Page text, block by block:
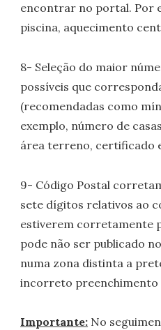
encontrar no portal. Por
piscina, aquecimento
8- Seleção do maior
possíveis que
(recomendadas como
exemplo, número de
área terreno, certificado
9- Código Postal
sete dígitos relativos ao
estiverem corretamente
pode não ser publicado
numa zona distinta a
incorreto preenchimento
Importante: No